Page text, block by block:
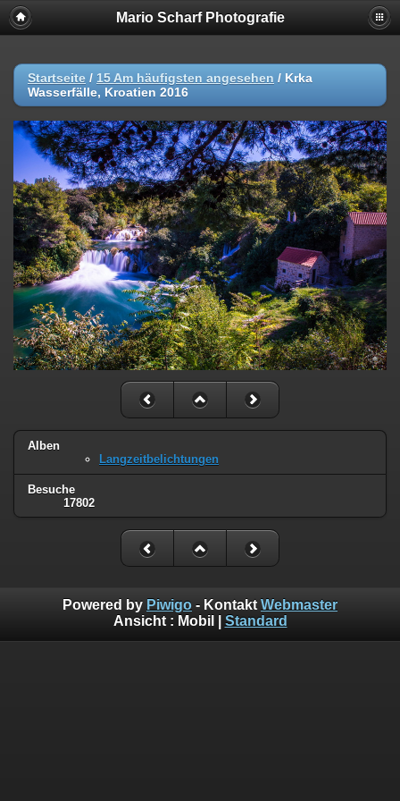
Mario Scharf Photografie
Startseite / 15 Am häufigsten angesehen / Krka
Wasserfälle, Kroatien 2016
Alben
Langzeitbelichtungen
Besuche
17802
Powered by Piwigo - Kontakt Webmaster
Ansicht : Mobil Standard